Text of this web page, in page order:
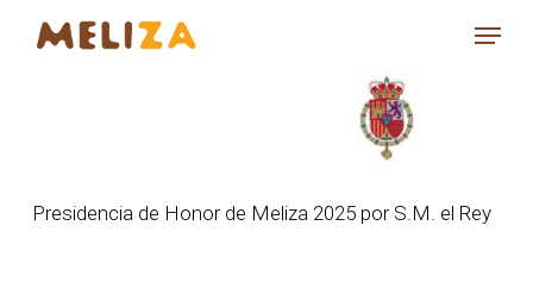
Menu
Presidencia de Honor de Meliza 2025 por S.M. el Rey